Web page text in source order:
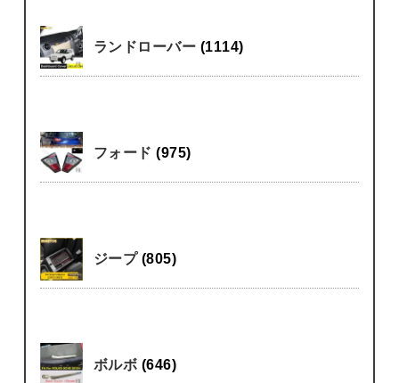
ランドローバー (1114)
フォード(975)
ジープ (805)
ボルボ (646)